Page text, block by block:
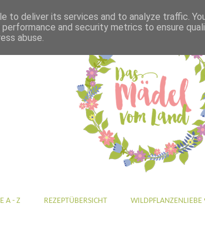
A - Z REZEPTÜBERSICHT WILDPFLANZENLIEBE
to deliver its services and to analyze traffic.
and security metrics to ensure
abuse.